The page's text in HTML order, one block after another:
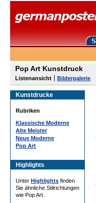
Pop Art Kunstdruck
Listenansicht Bildergalerie
Kunstdrucke
Rubriken
Klassische Moderne
Alte Meister
Neue Moderne
Pop Art
Highlights
Unter Highlights finden
Sie ähnliche Stilrichtungen
wie Pop Art.